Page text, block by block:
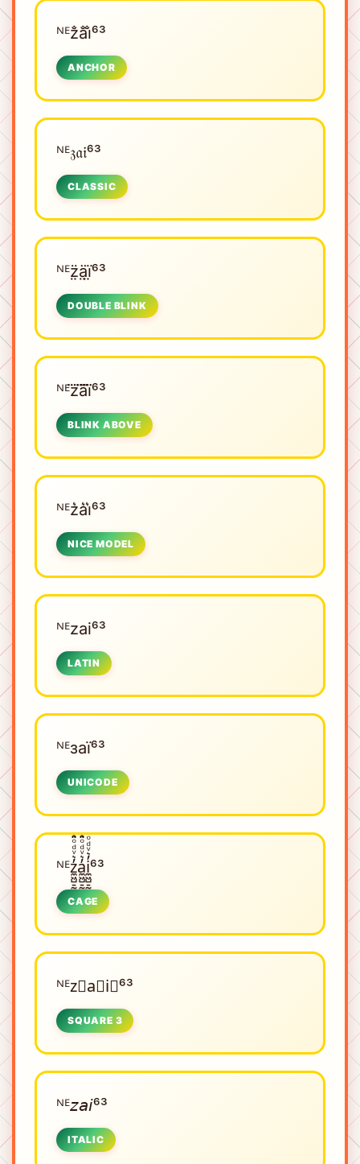
ᴺᴱㅤz̐a̐i̐⁶³
ANCHOR
ᴺᴱㅤ𝔷𝔞𝔦⁶³
CLASSIC
ᴺᴱㅤz̤̈ä̤ï̤⁶³
DOUBLE BLINK
ᴺᴱㅤz⃜a⃜i⃜⁶³
BLINK ABOVE
ᴺᴱㅤz͛a͛i͛⁶³
NICE MODEL
ᴺᴱㅤzai⁶³
LATIN
ᴺᴱㅤзаї⁶³
UNICODE
ᴺᴱㅤz̼͖̺̠̰͇̙̓͛ͮͩͦ̎ͦ̑ͅa̼͖̺̠̰͇̙̓͛ͮͩͦ̎ͦ̑ͅi̼͖̺̠̰͇̙̓͛ͮͩͦ̎ͦ̑ͅ⁶³
CAGE
ᴺᴱㅤz⃣a⃣i⃣⁶³
SQUARE 3
ᴺᴱㅤ𝘻𝘢𝘪⁶³
ITALIC